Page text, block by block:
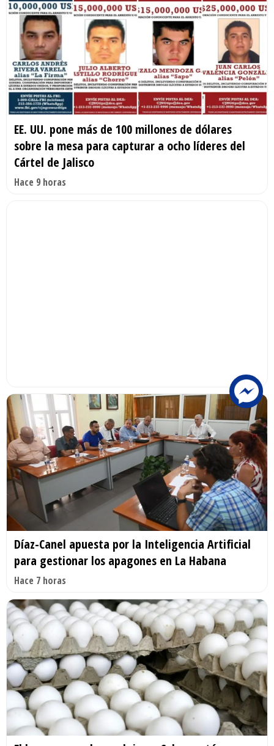
EE. UU. pone más de 100 millones de dólares
sobre la mesa para capturar a ocho líderes del
Cártel de Jalisco
Hace 9 horas
Díaz-Canel apuesta por la Inteligencia Artificial
para gestionar los apagones en La Habana
Hace 7 horas